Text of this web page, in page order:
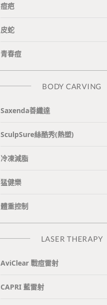
痘疤
皮蛇
青春痘
BODY CARVING
Saxenda善纖達
SculpSure絲酷秀(熱塑)
冷凍減脂
猛健樂
體重控制
LASER THERAPY
AviClear 戰痘雷射
CAPRI 藍雷射